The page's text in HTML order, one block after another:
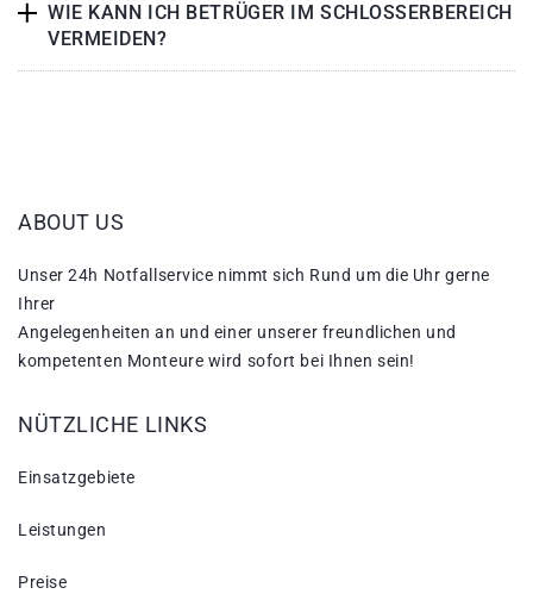
WIE KANN ICH BETRÜGER IM SCHLOSSERBEREICH
VERMEIDEN?
ABOUT US
Unser 24h Notfallservice nimmt sich Rund um die Uhr gerne
Ihrer
Angelegenheiten an und einer unserer freundlichen und
kompetenten Monteure wird sofort bei Ihnen sein!
NÜTZLICHE LINKS
Einsatzgebiete
Leistungen
Preise